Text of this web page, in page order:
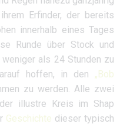
Erfinder, der bereits
innerhalb eines Tages
Runde über Stock und
als 24 Stunden zu
hoffen, in den „Bob
zu werden. Alle zwei
illustre Kreis im Shap
Geschichte dieser typisch